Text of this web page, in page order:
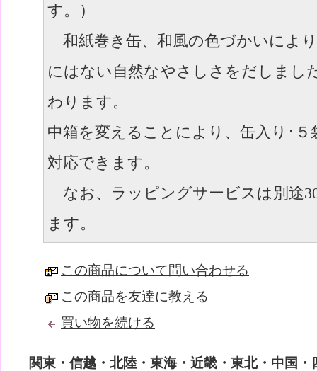
す。）
和紙巻き缶、和風の色づかいによ
にはない自然なやさしさをだしまし
わります。
中箱を変えることにより、缶入り･
対応できます。
なお、ラッピングサービスは別途
ます。
この商品について問い合わせる
この商品を友達に教える
買い物を続ける
関東・信越・北陸・東海・近畿・東北・中国・